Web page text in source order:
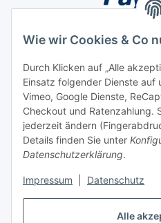
Alle
Wie wir Cookies & Co
Durch Klicken auf „Alle
Einsatz folgender Dienste auf
Vimeo, Google Dienste,
Checkout und Ratenzahlung.
jederzeit ändern
Details finden Sie unter
Datenschutzerklärung.
Impressum Datenschutz
Unsere Seiten
Social Media
Vertrag